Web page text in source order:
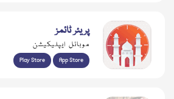
پریئر ٹائمز
موبائل ایپلیکیشن
Play Store App Store